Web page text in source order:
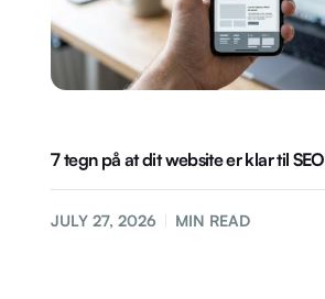
7 tegn på at dit website er klar til SEO
JULY 27, 2026 MIN READ